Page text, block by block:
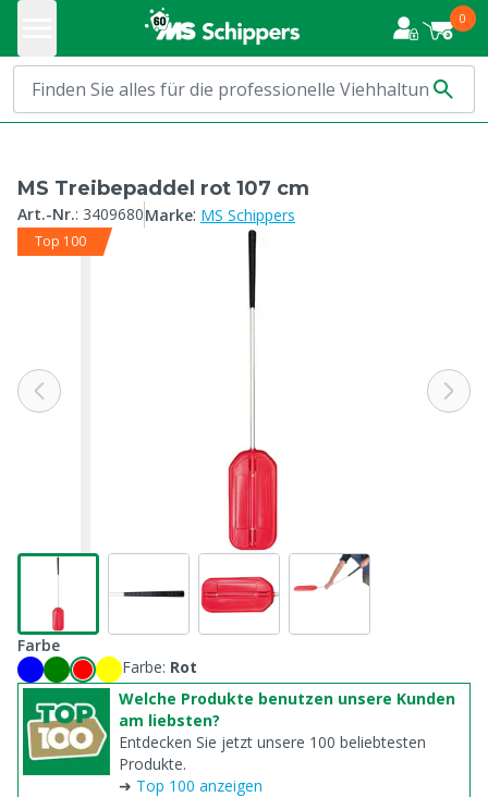
0
MS Treibepaddel rot 107 cm
Art.-Nr.: 3409680Marke: MS Schippers
Top 100
Farbe
Farbe: Rot
Welche Produkte benutzen unsere Kunden
am liebsten?
Entdecken Sie jetzt unsere 100 beliebtesten
Produkte.
➜ Top 100 anzeigen